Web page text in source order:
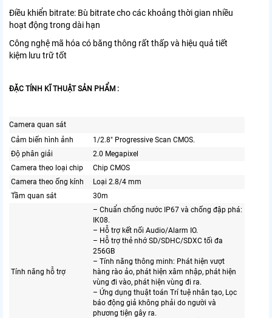
Điều khiển bitrate: Bù bitrate cho các khoảng thời gian nhiều
hoạt động trong dài hạn
Công nghệ mã hóa có băng thông rất thấp và hiệu quả tiết
kiệm lưu trữ tốt
ĐẶC TÍNH KĨ THUẬT SẢN PHẨM :
Camera quan sát
Cảm biến hình ảnh
1/2.8″ Progressive Scan CMOS.
Độ phân giải
2.0 Megapixel
Camera theo loại chip
Chip CMOS
Camera theo ống kính
Loại 2.8/4 mm
Tầm quan sát
30m
Tính năng hỗ trợ
– Chuẩn chống nước IP67 và chống đập phá:
IK08.
– Hỗ trợ kết nối Audio/Alarm IO.
– Hỗ trợ thẻ nhớ SD/SDHC/SDXC tối đa
256GB
– Tính năng thông minh: Phát hiện vượt
hàng rào ảo, phát hiện xâm nhập, phát hiện
vùng đi vào, phát hiện vùng đi ra.
– Ứng dụng thuật toán Trí tuệ nhân tạo, Lọc
báo động giả không phải do người và
phương tiện gây ra.